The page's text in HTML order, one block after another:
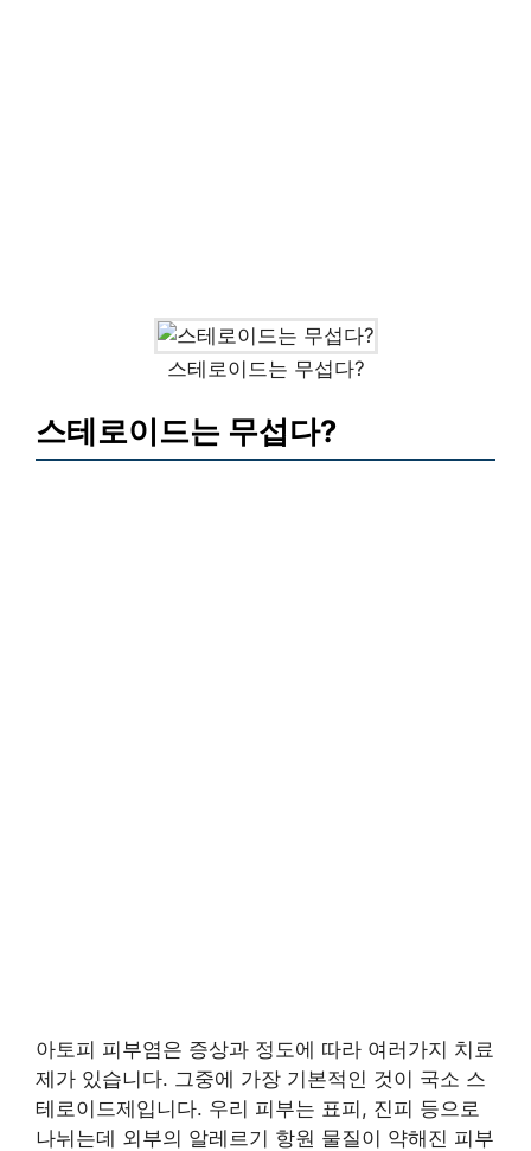
스테로이드는 무섭다?
스테로이드는 무섭다?
아토피 피부염은 증상과 정도에 따라 여러가지 치료
제가 있습니다. 그중에 가장 기본적인 것이 국소 스
테로이드제입니다. 우리 피부는 표피, 진피 등으로
나뉘는데 외부의 알레르기 항원 물질이 약해진 피부